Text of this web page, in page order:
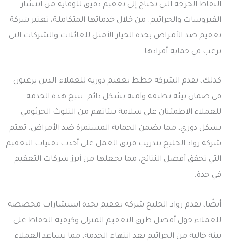
النقاط الحرجة التي تحتاج إلى تعقيم دقيق للوقاية من انتشار
الفيروسات والجراثيم. من خلال خدماتها المتكاملة، تعتبر شركة
تعقيم ضد الأمراض بجدة الخيار الأمثل للعائلات والشركات التي
ترغب في حماية أفرادها.
كذلك، تقدم الشركة خطط تعقيم دورية للعملاء الذين يرغبون
في ضمان بيئة نظيفة وآمنة بشكل دائم. تتيح هذه الخدمة
للعملاء الاطمئنان على سلامة بيئاتهم من التلوث الجرثومي
بشكل دوري، مما يضمن الحماية المستمرة ضد الأمراض. تهتم
شركة رواد الخليج بتدريب فريق العمل على أحدث تقنيات التعقيم
التي تحقق أفضل النتائج، مما يجعلها من أبرز شركات التعقيم
في جدة.
أيضًا، تقدم رواد الخليج شركة تعقيم بجدة استشارات مخصصة
للعملاء حول أفضل طرق التعقيم المنزلي وكيفية الحفاظ على
بيئة خالية من الجراثيم بعد انتهاء الخدمة، مما يساعد العملاء